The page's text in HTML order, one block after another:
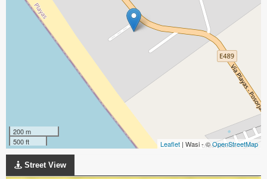
200 m
500 ft
Leaflet | Wasi - ©OpenStreetMap
Street View